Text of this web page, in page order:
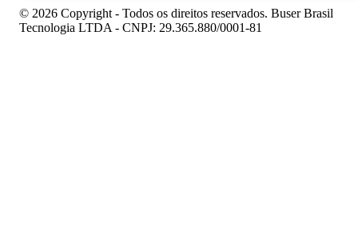
© 2026 Copyright - Todos os direitos reservados. Buser Brasil
Tecnologia LTDA - CNPJ: 29.365.880/0001-81